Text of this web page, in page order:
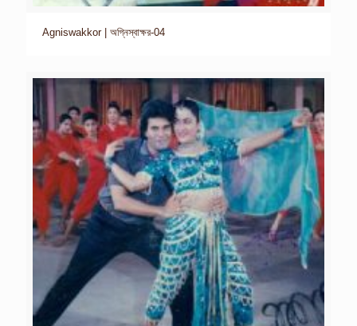
Agniswakkor | অগ্নিস্বাক্ষর-04